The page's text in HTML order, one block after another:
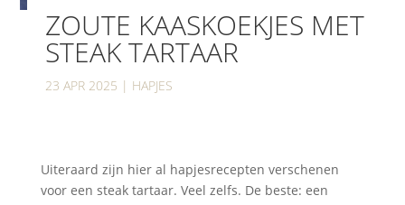
ZOUTE KAASKOEKJES MET
STEAK TARTAAR
23 APR 2025 | HAPJES
Uiteraard zijn hier al hapjesrecepten verschenen
voor een steak tartaar. Veel zelfs. De beste: een